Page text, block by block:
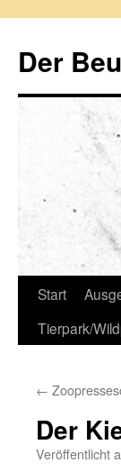
springen
Der
Start
Tierpark/
←
Der
Veröffentlicht